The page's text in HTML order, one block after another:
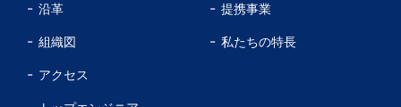
沿革
組織図
アクセス
提携事業
私たちの特長